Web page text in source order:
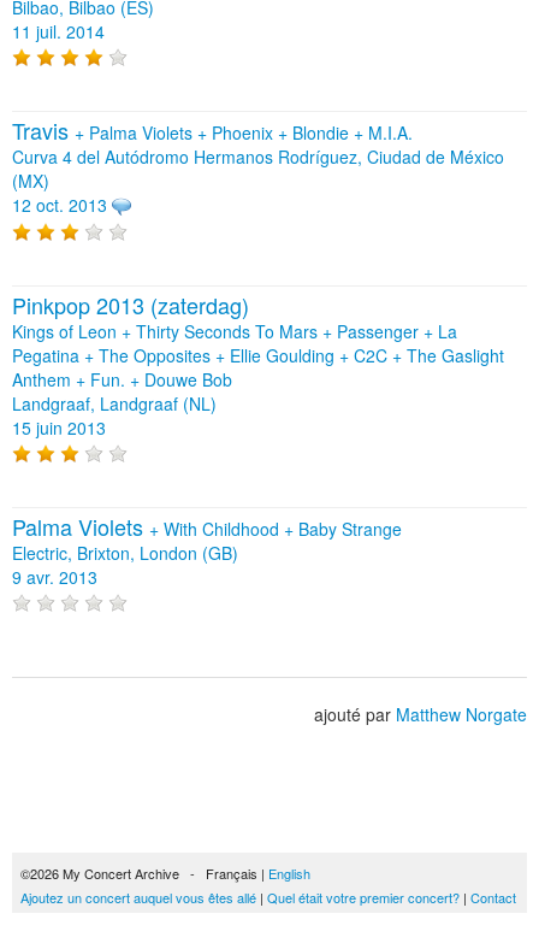
Bilbao, Bilbao (ES)
11 juil. 2014
Travis + Palma Violets + Phoenix + Blondie + M.I.A.
Curva 4 del Autódromo Hermanos Rodríguez, Ciudad de México
(MX)
12 oct. 2013
Pinkpop 2013 (zaterdag)
Kings of Leon + Thirty Seconds To Mars + Passenger + La
Pegatina + The Opposites + Ellie Goulding + C2C + The Gaslight
Anthem + Fun. + Douwe Bob
Landgraaf, Landgraaf (NL)
15 juin 2013
Palma Violets + With Childhood + Baby Strange
Electric, Brixton, London (GB)
9 avr. 2013
ajouté par Matthew Norgate
©2026 My Concert Archive - Français | English
Ajoutez un concert auquel vous êtes allé | Quel était votre premier concert? | Contact